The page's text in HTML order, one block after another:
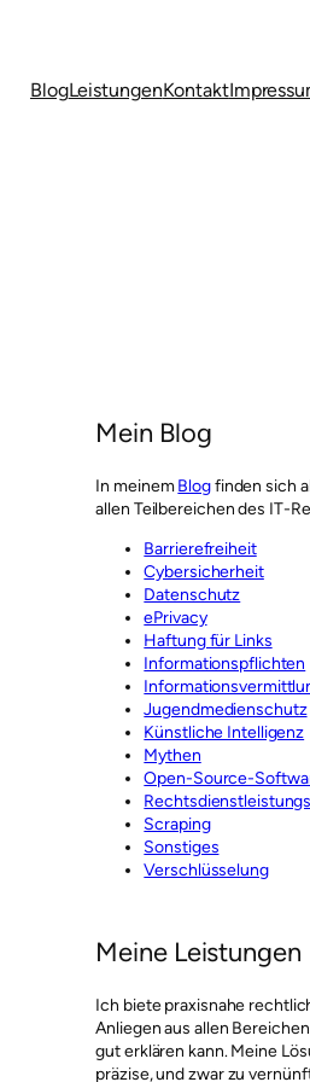
BlogLeistungenKontakt
Mein Blog
In meinemBlogfinden sich
allen Teilbereichen des IT-
Barrierefreiheit
Cybersicherheit
Datenschutz
ePrivacy
Haftung für Links
Informationspflichten
Jugendmedienschutz
Künstliche Intelligenz
Mythen
Open-Source-
Scraping
Sonstiges
Verschlüsselung
Meine Leistungen
Ich biete praxisnahe
Anliegen aus allen
gut erklären kann. Meine
präzise, und zwar zu